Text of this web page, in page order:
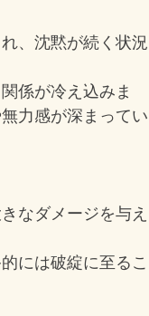
、沈黙が続く状況
係が冷え込みま
力感が深まってい
なダメージを与え
には破綻に至るこ